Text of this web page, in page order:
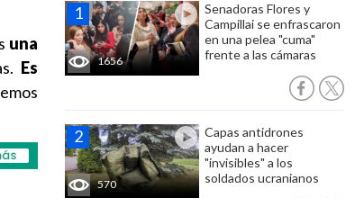
1656
Senadoras Flores y
Campillai se enfrascaron
en una pelea "cuma"
frente a las cámaras
570
Capas antidrones
ayudan a hacer
"invisibles" a los
soldados ucranianos
una
Es